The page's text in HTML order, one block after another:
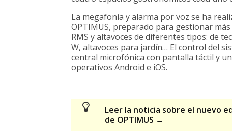
La megafonía y alarma por voz se ha
OPTIMUS, preparado para gestionar
RMS y altavoces de diferentes tipos: de
W, altavoces para jardín… El control del
central microfónica con pantalla táctil y
operativos Android e iOS.
Leer la noticia sobre el nuevo
de OPTIMUS →